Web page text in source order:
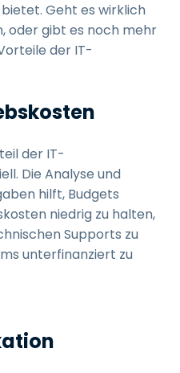
Geht es wirklich
oder gibt es noch mehr
der IT-
der IT-
Die Analyse und
hilft, Budgets
niedrig zu halten,
Supports zu
unterfinanziert zu